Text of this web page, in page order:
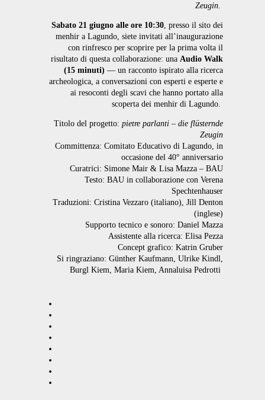
Zeugin.
Sabato 21 giugno alle ore 10:30, presso il sito dei
menhir a Lagundo, siete invitati all’inaugurazione
con rinfresco per scoprire per la prima volta il
risultato di questa collaborazione: una Audio Walk
(15 minuti) — un racconto ispirato alla ricerca
archeologica, a conversazioni con esperti e esperte e
ai resoconti degli scavi che hanno portato alla
scoperta dei menhir di Lagundo.
Titolo del progetto: pietre parlanti – die flüsternde
Zeugin
Committenza: Comitato Educativo di Lagundo, in
occasione del 40° anniversario
Curatrici: Simone Mair & Lisa Mazza – BAU
Testo: BAU in collaborazione con Verena
Spechtenhauser
Traduzioni: Cristina Vezzaro (italiano), Jill Denton
(inglese)
Supporto tecnico e sonoro: Daniel Mazza
Assistente alla ricerca: Elisa Pezza
Concept grafico: Katrin Gruber
Si ringraziano: Günther Kaufmann, Ulrike Kindl,
Burgl Kiem, Maria Kiem, Annaluisa Pedrotti